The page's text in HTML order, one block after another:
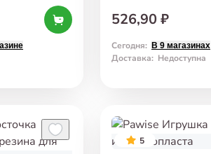
526,90 ₽
Сегодня: В 9 магазинах
Доставка: Недоступна
5